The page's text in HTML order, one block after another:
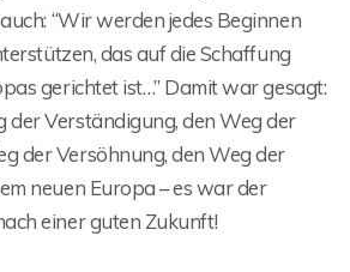
“Wir werden jedes Beginnen
das auf die Schaffung
gerichtet ist…” Damit war gesagt:
der Verständigung, den Weg der
der Versöhnung, den Weg der
neuen Europa – es war der
einer guten Zukunft!